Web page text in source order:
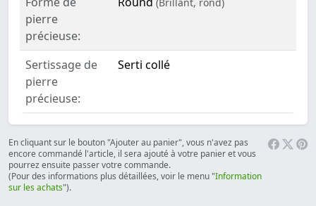
pierre
précieuse:
Sertissage de
pierre
précieuse:
Serti collé
En cliquant sur le bouton "Ajouter au panier", vous n'avez pas
encore commandé l'article, il sera ajouté à votre panier et vous
pourrez ensuite passer votre commande.
(Pour des informations plus détaillées, voir le menu "Information
sur les achats").